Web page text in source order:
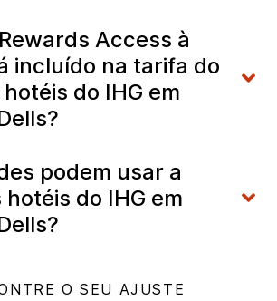
Access à
incluído na tarifa do
do IHG em
podem usar a
hotéis do IHG em
O SEU AJUSTE